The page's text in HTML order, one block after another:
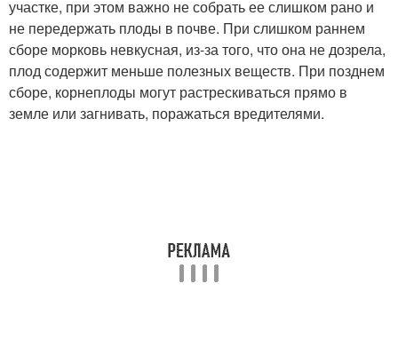
участке, при этом важно не собрать ее слишком рано и
не передержать плоды в почве. При слишком раннем
сборе морковь невкусная, из-за того, что она не дозрела,
плод содержит меньше полезных веществ. При позднем
сборе, корнеплоды могут растрескиваться прямо в
земле или загнивать, поражаться вредителями.